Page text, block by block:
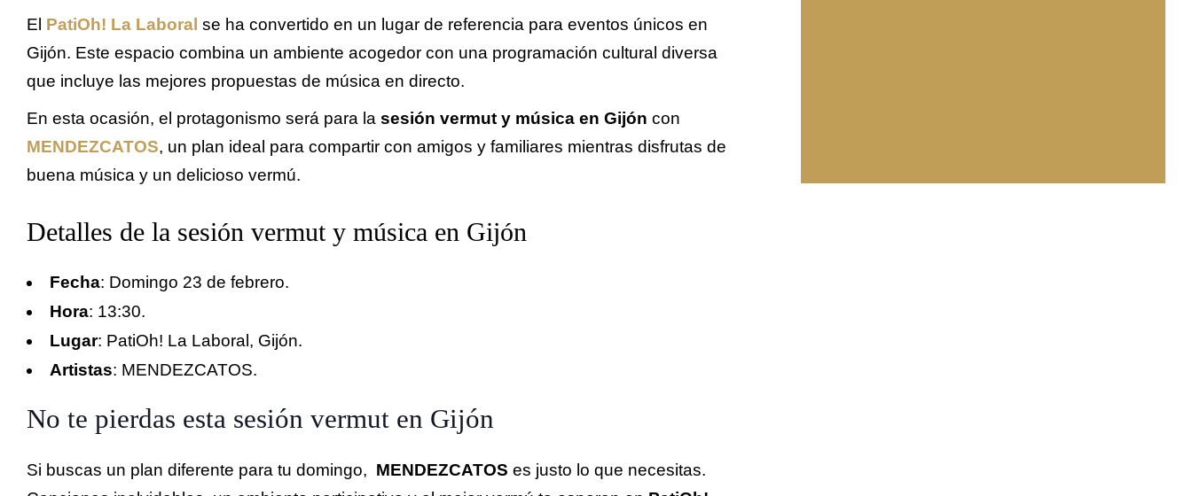
El PatiOh! La Laboral se ha convertido en un lugar de referencia para eventos únicos en
Gijón. Este espacio combina un ambiente acogedor con una programación cultural diversa
que incluye las mejores propuestas de música en directo.
En esta ocasión, el protagonismo será para la sesión vermut y música en Gijón con
MENDEZCATOS, un plan ideal para compartir con amigos y familiares mientras disfrutas de
buena música y un delicioso vermú.
Detalles de la sesión vermut y música en Gijón
Fecha: Domingo 23 de febrero.
Hora: 13:30.
Lugar: PatiOh! La Laboral, Gijón.
Artistas: MENDEZCATOS.
No te pierdas esta sesión vermut en Gijón
Si buscas un plan diferente para tu domingo, MENDEZCATOS es justo lo que necesitas.